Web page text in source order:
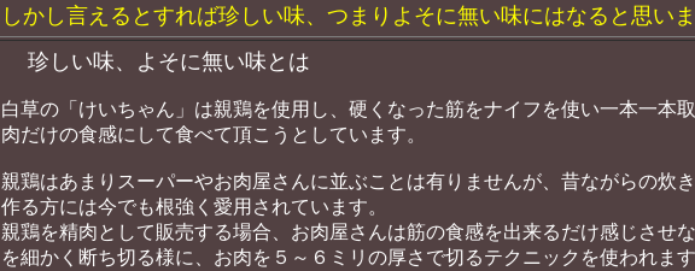
しかし言えるとすれば珍しい味、つまりよそに無い味にはなると思いま
珍しい味、よそに無い味とは
白草の「けいちゃん」は親鶏を使用し、硬くなった筋をナイフを使い一本一本取
肉だけの食感にして食べて頂こうとしています。
親鶏はあまりスーパーやお肉屋さんに並ぶことは有りませんが、昔ながらの炊
作る方には今でも根強く愛用されています。
親鶏を精肉として販売する場合、お肉屋さんは筋の食感を出来るだけ感じさせ
を細かく断ち切る様に、お肉を５～６ミリの厚さで切るテクニックを使われます